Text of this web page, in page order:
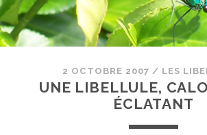
2 OCTOBRE 2007 / LES
UNE LIBELLULE,
ÉCLATANT